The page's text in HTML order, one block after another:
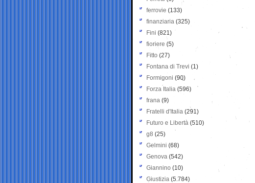
ferrovie (133)
finanziaria (325)
Fini (821)
fioriere (5)
Fitto (27)
Fontana di Trevi (1)
Formigoni (90)
Forza Italia (596)
frana (9)
Fratelli d'Italia (291)
Futuro e Libertà (510)
g8 (25)
Gelmini (68)
Genova (542)
Giannino (10)
Giustizia (5.784)